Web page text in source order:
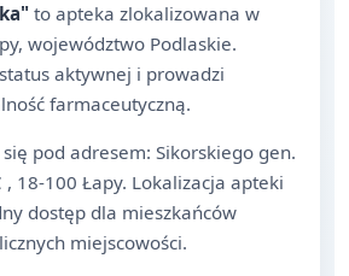
to apteka zlokalizowana w
województwo Podlaskie.
aktywnej i prowadzi
farmaceutyczną.
pod adresem: Sikorskiego gen.
, 18-100 Łapy. Lokalizacja apteki
dostęp dla mieszkańców
miejscowości.